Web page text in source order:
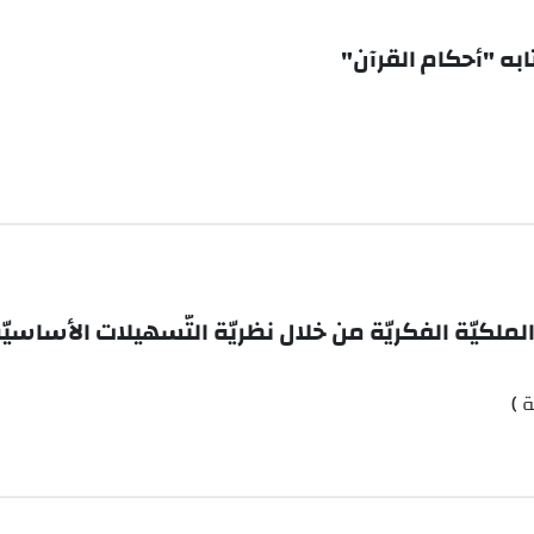
"أحكام القرآن"
الفكريّة من خلال نظريّة التّسهيلات
)